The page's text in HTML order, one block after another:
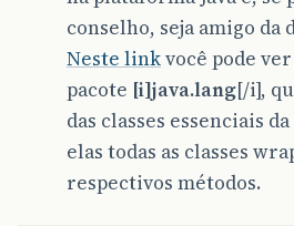
conselho, seja amigo da
Neste linkvocê pode
pacote [i]java.lang[/i],
das classes essenciais
elas todas as classes
respectivos métodos.